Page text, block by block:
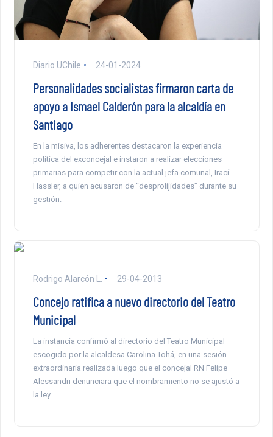
Diario UChile 24-01-2024
Personalidades socialistas firmaron carta de
apoyo a Ismael Calderón para la alcaldía en
Santiago
En la misiva, los adherentes destacaron la experiencia
política del exconcejal e instaron a realizar elecciones
primarias para competir con la actual jefa comunal, Irací
Hassler, a quien acusaron de “desprolijidades” durante su
gestión.
Rodrigo Alarcón L. 29-04-2013
Concejo ratifica a nuevo directorio del Teatro
Municipal
La instancia confirmó al directorio del Teatro Municipal
escogido por la alcaldesa Carolina Tohá, en una sesión
extraordinaria realizada luego que el concejal RN Felipe
Alessandri denunciara que el nombramiento no se ajustó a
la ley.